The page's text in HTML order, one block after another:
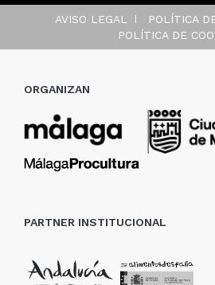
AVISO LEGAL
POLÍTICA
POLÍTICA DE
ORGANIZAN
PARTNER INSTITUCIONAL